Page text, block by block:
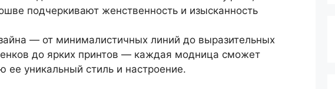
подчеркивают женственность и изысканность
— от минималистичных линий до выразительных
до ярких принтов — каждая модница сможет
уникальный стиль и настроение.